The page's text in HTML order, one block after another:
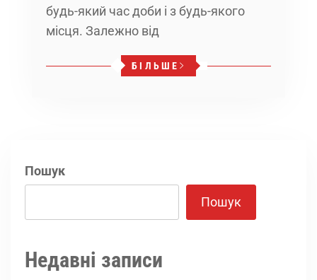
будь-який час доби і з будь-якого
місця. Залежно від
БІЛЬШЕ
Пошук
Пошук
Недавні записи